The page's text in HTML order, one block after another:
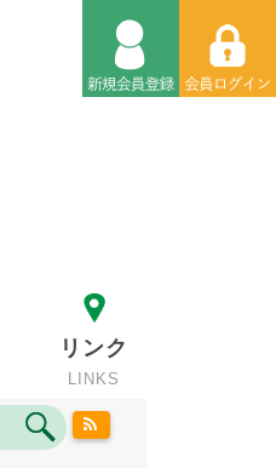
リンク
LINKS